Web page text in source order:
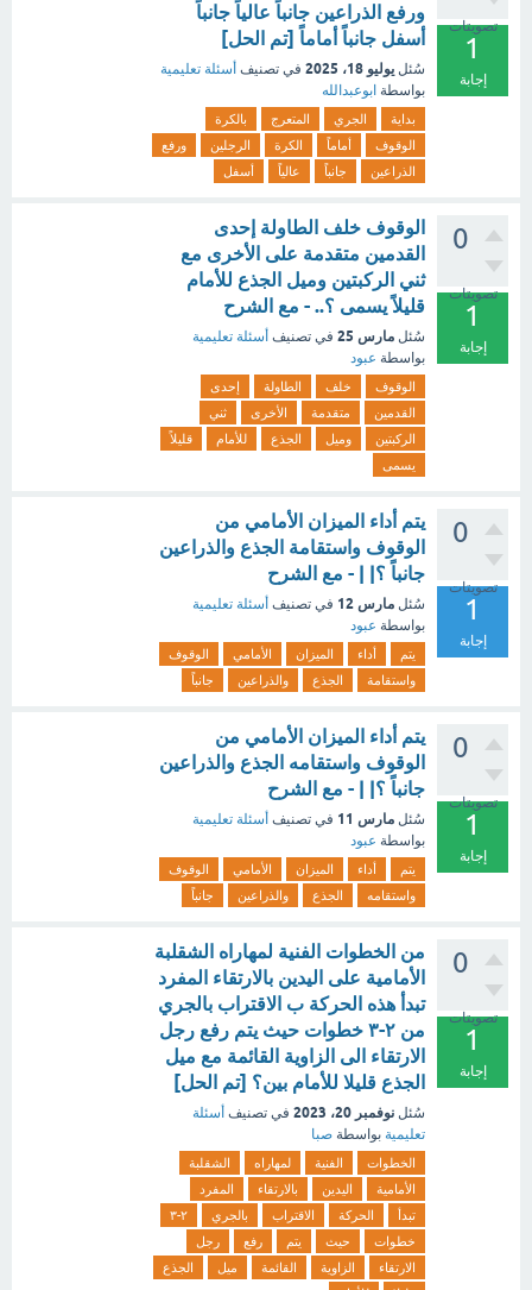
تصويتات
1
إجابة
ورفع الذراعين جانباً عالياً جانباً
أسفل جانباً أماماً [تم الحل]
سُئل يوليو 18، 2025 في تصنيف أسئلة تعليمية
بواسطة ابوعبدالله
بداية الجري المتعرج
بالكرة
الوقوف
أماماً الكرة الرجلين
ورفع
الذراعين
جانباً عالياً أسفل
0
تصويتات
1
إجابة
الوقوف خلف الطاولة إحدى
القدمين متقدمة على الأخرى مع
ثني الركبتين وميل الجذع للأمام
قليلاً يسمى ؟.. - مع الشرح
سُئل مارس 25 في تصنيف أسئلة تعليمية
بواسطة عبود
الوقوف خلف الطاولة
إحدى
القدمين
متقدمة الأخرى
ثني
الركبتين
وميل الجذع للأمام
قليلاً
يسمى
0
تصويتات
1
إجابة
يتم أداء الميزان الأمامي من
الوقوف واستقامة الجذع والذراعين
جانباً ؟| | - مع الشرح
سُئل مارس 12 في تصنيف أسئلة تعليمية
بواسطة عبود
يتم أداء الميزان الأمامي
الوقوف
واستقامة
الجذع والذراعين جانباً
0
تصويتات
1
إجابة
يتم أداء الميزان الأمامي من
الوقوف واستقامه الجذع والذراعين
جانباً ؟| | - مع الشرح
سُئل مارس 11 في تصنيف أسئلة تعليمية
بواسطة عبود
يتم أداء الميزان الأمامي
الوقوف
واستقامه
الجذع والذراعين جانباً
0
تصويتات
1
إجابة
من الخطوات الفنية لمهاراه الشقلبة
الأمامية على اليدين بالارتقاء المفرد
تبدأ هذه الحركة ب الاقتراب بالجري
من ٢-٣ خطوات حيث يتم رفع رجل
الارتقاء الى الزاوية القائمة مع ميل
الجذع قليلا للأمام بين؟ [تم الحل]
سُئل نوفمبر 20، 2023 في تصنيف أسئلة
تعليمية بواسطة صبا
الخطوات الفنية لمهاراه
الشقلبة
الأمامية
اليدين بالارتقاء
المفرد
تبدأ
الحركة الاقتراب بالجري
٢-٣
خطوات
حيث يتم رفع
رجل
الارتقاء
الزاوية القائمة ميل
الجذع